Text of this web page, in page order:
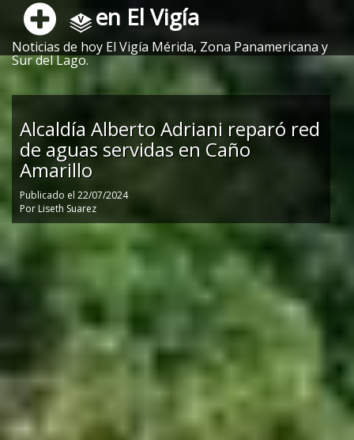
en El Vigía
Noticias de hoy El Vigía Mérida, Zona Panamericana y
Sur del Lago.
Alcaldía Alberto Adriani reparó red
de aguas servidas en Caño
Amarillo
Publicado el 22/07/2024
PorLiseth Suarez